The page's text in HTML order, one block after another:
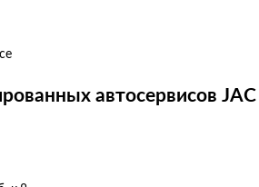
автосервисов JAC